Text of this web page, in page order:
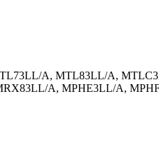
A, MTL83LL/A,
A, MPHE3LL/A,